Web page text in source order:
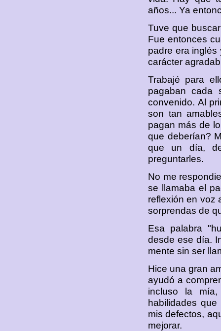
años... Ya
Tuve que
Fue entonces
padre era
carácter
Trabajé para
pagaban cada
convenido. Al
son tan
pagan más de
que deberían?
que un día,
preguntarles.
No me
se llamaba el
reflexión en voz
sorprendas de
Esa palabra
desde ese día.
mente sin ser
Hice una gran
ayudó a
incluso la
habilidades
mis defectos,
mejorar.